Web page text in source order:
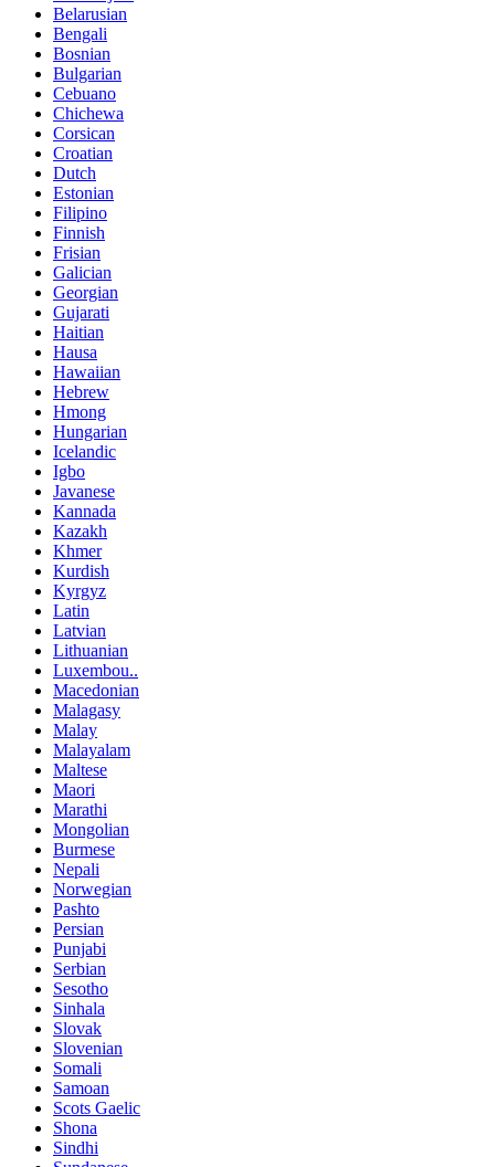
Belarusian
Bengali
Bosnian
Bulgarian
Cebuano
Chichewa
Corsican
Croatian
Dutch
Estonian
Filipino
Finnish
Frisian
Galician
Georgian
Gujarati
Haitian
Hausa
Hawaiian
Hebrew
Hmong
Hungarian
Icelandic
Igbo
Javanese
Kannada
Kazakh
Khmer
Kurdish
Kyrgyz
Latin
Latvian
Lithuanian
Luxembou..
Macedonian
Malagasy
Malay
Malayalam
Maltese
Maori
Marathi
Mongolian
Burmese
Nepali
Norwegian
Pashto
Persian
Punjabi
Serbian
Sesotho
Sinhala
Slovak
Slovenian
Somali
Samoan
Scots Gaelic
Shona
Sindhi